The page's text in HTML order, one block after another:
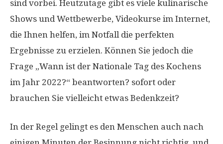
sind vorbei. Heutzutage gibt es viele kulinarische
Shows und Wettbewerbe, Videokurse im Internet,
die Ihnen helfen, im Notfall die perfekten
Ergebnisse zu erzielen. Können Sie jedoch die
Frage „Wann ist der Nationale Tag des Kochens
im Jahr 2022?“ beantworten? sofort oder
brauchen Sie vielleicht etwas Bedenkzeit?
In der Regel gelingt es den Menschen auch nach